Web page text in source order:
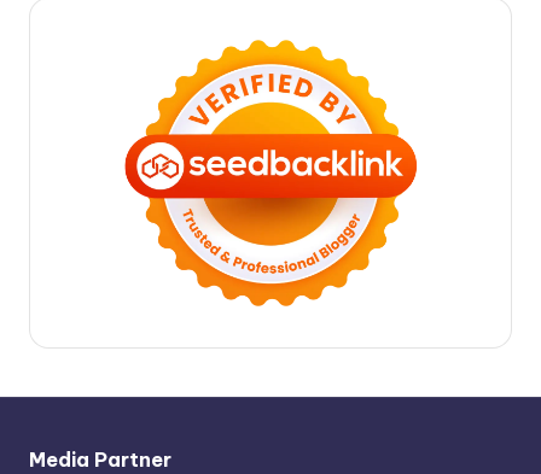
Media Partner